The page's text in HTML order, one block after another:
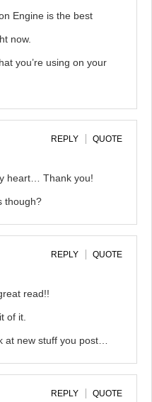
Engine is the best
now.
you’re using on your
REPLY QUOTE
heart… Thank you!
though?
REPLY QUOTE
read!!
of it.
at new stuff you post…
REPLY QUOTE